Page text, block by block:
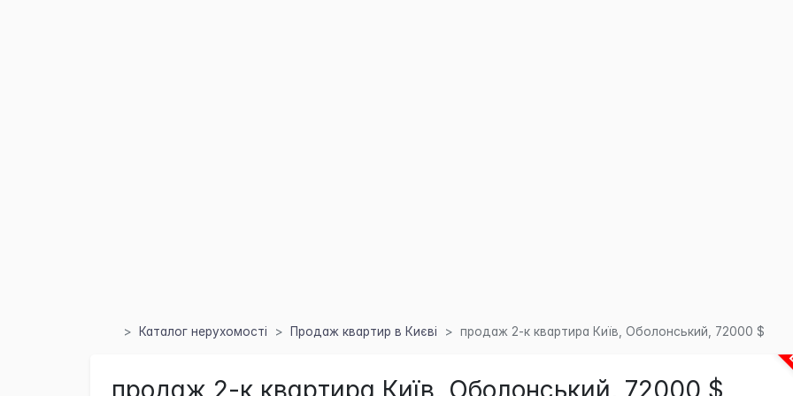
Каталог нерухомості Продаж квартир в Києві продаж 2-к квартира Київ, Оболонський, 72000 $
продаж 2-к квартира Київ, Оболонський, 72000 $